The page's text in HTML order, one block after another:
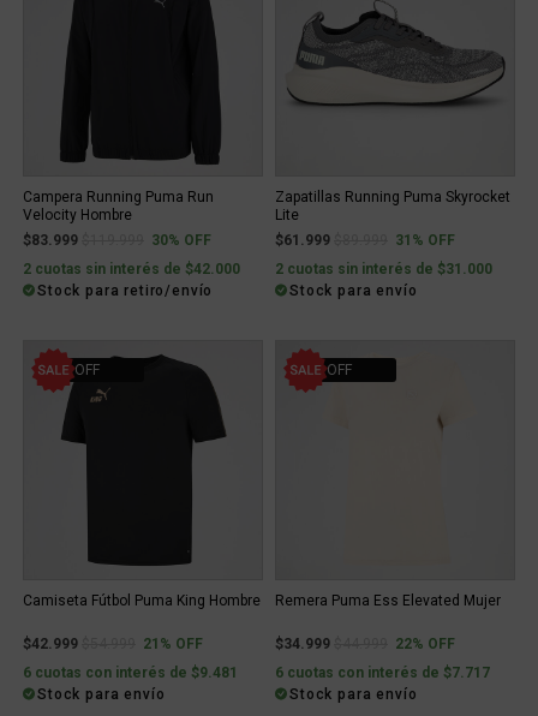
Campera Running Puma Run
Velocity Hombre
$83.999
Price reduced from
to30% OFF
2 cuotas sin interés de $42.000
Stock para retiro/envío
Zapatillas Running Puma Skyrocket
Lite
$61.999
Price reduced from
to31% OFF
2 cuotas sin interés de $31.000
Stock para envío
21% OFF
Camiseta Fútbol Puma King Hombre
$42.999 Price reduced from
to21% OFF
6 cuotas con interés de $9.481
Stock para envío
22% OFF
Remera Puma Ess Elevated Mujer
$34.999 Price reduced from
to22% OFF
6 cuotas con interés de $7.717
Stock para envío